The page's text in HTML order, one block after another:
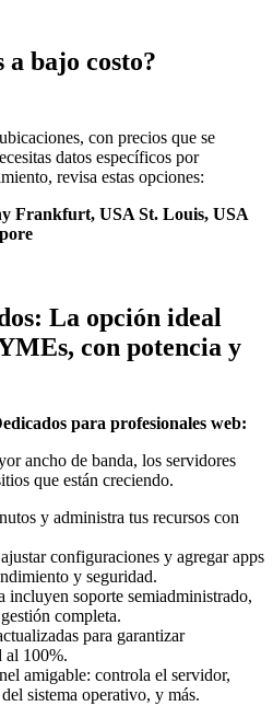
a bajo costo?
con precios que se
datos específicos por
revisa estas opciones:
Frankfurt, USA St. Louis, USA
La opción ideal
con potencia y
para profesionales web:
ancho de banda, los servidores
que están creciendo.
y administra tus recursos con
configuraciones y agregar apps
y seguridad.
incluyen soporte semiadministrado,
completa.
para garantizar
al 100%.
amigable: controla el servidor,
sistema operativo, y más.